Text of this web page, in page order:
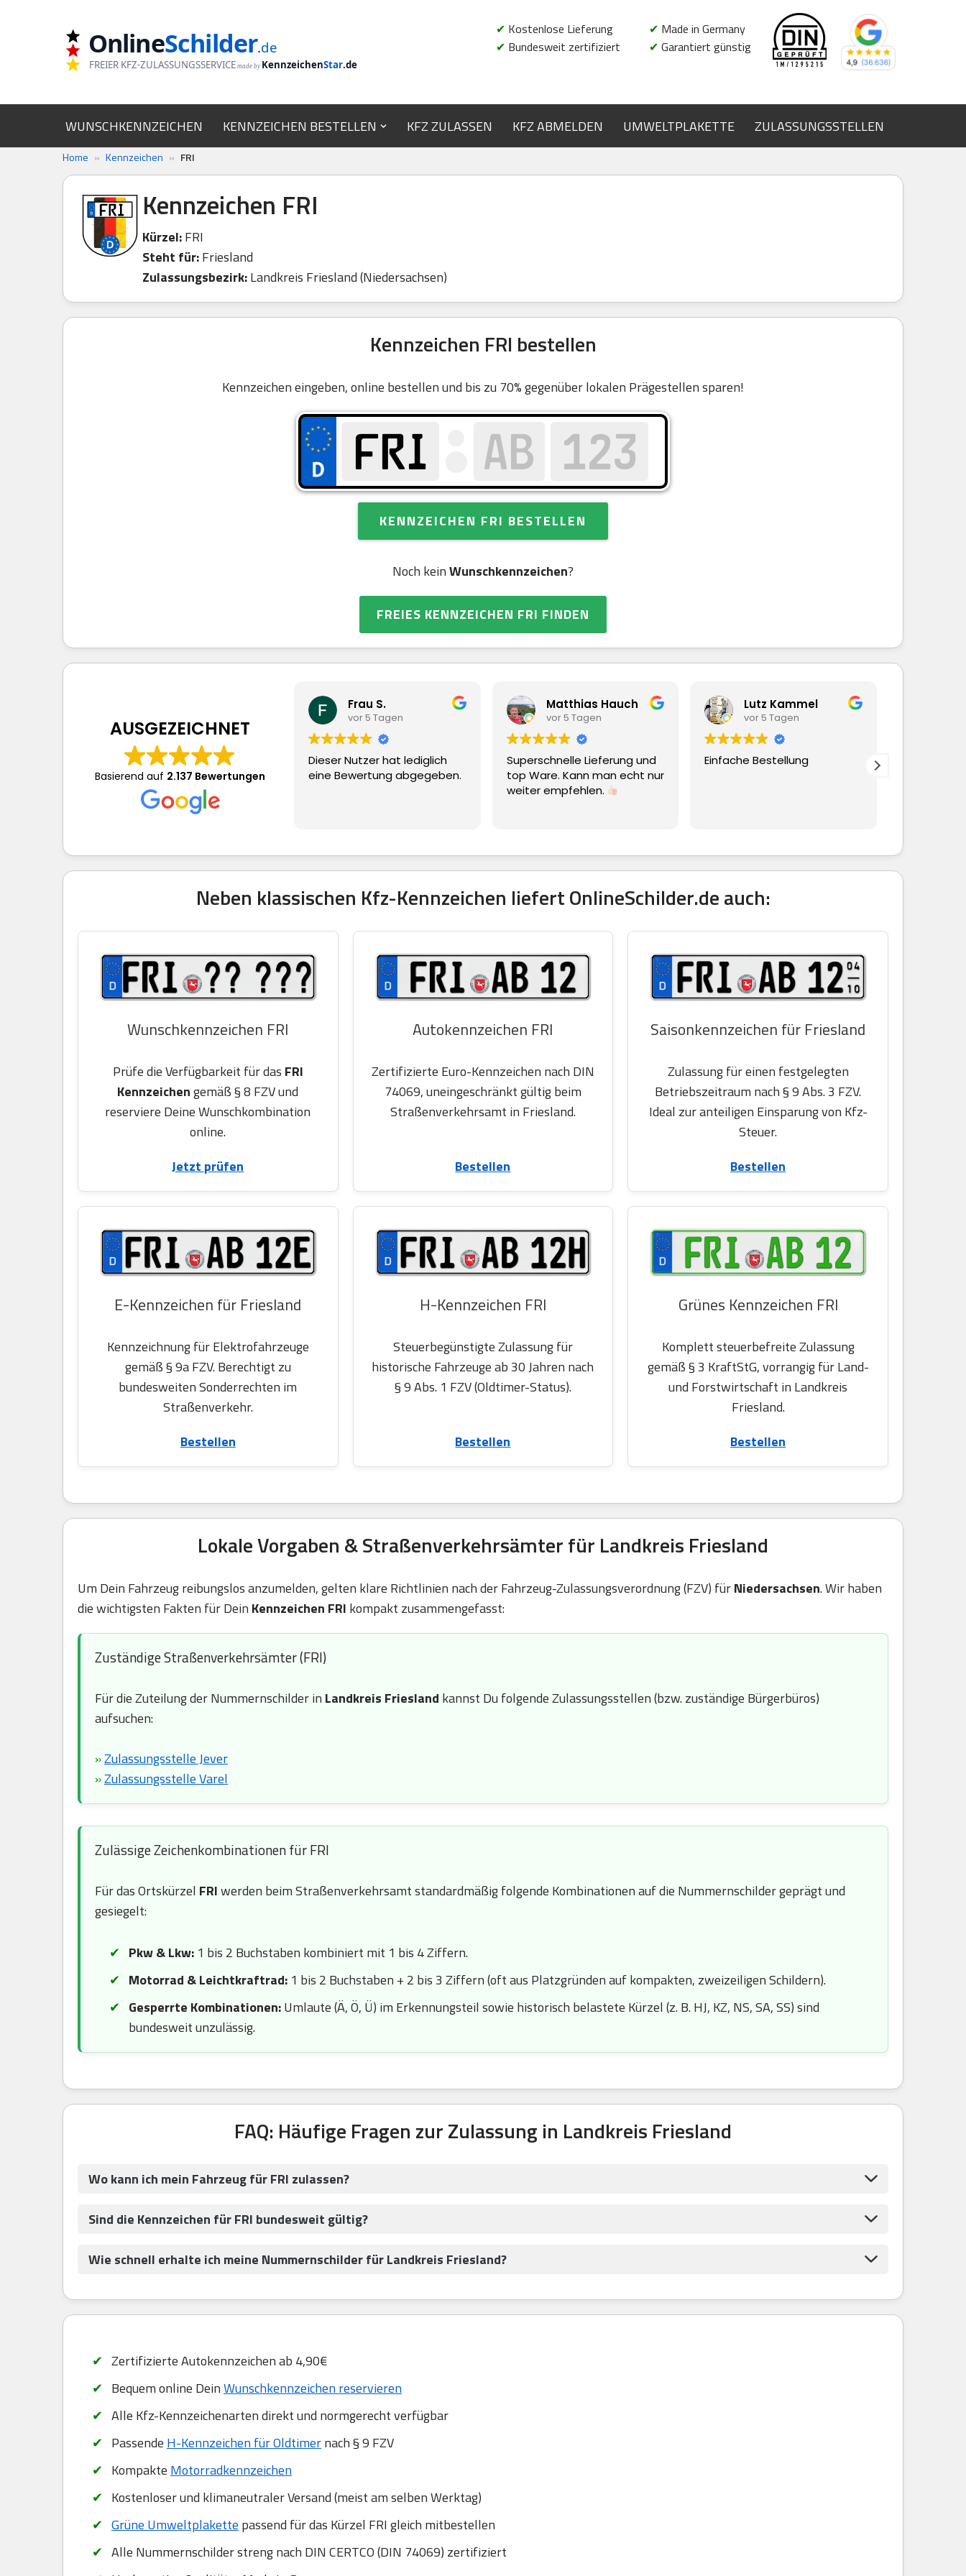
OnlineSchilder.de
FREIER KFZ-ZULASSUNGSSERVICE made by KennzeichenStar.de
✔ Kostenlose Lieferung
✔ Bundesweit zertifiziert
✔ Made in Germany
✔ Garantiert günstig
WUNSCHKENNZEICHEN KENNZEICHEN BESTELLEN KFZ ZULASSEN KFZ ABMELDEN UMWELTPLAKETTE ZULASSUNGSSTELLEN
Home » Kennzeichen » FRI
Kennzeichen FRI
Kürzel:FRI
Steht für:Friesland
Zulassungsbezirk:Landkreis Friesland (Niedersachsen)
Kennzeichen FRI bestellen
Kennzeichen eingeben, online bestellen und bis zu 70% gegenüber lokalen Prägestellen sparen!
KENNZEICHEN FRI BESTELLEN
Noch keinWunschkennzeichen?
FREIES KENNZEICHEN FRI FINDEN
AUSGEZEICHNET
Basierend auf 2.137 Bewertungen
Frau S.
vor 5 Tagen
Dieser Nutzer hat lediglich
eine Bewertung abgegeben.
Matthias Hauch
vor 5 Tagen
Superschnelle Lieferung und
top Ware. Kann man echt nur
weiter empfehlen.
Lutz Kammel
vor 5 Tagen
Einfache Bestellung
Ging alles schnell und
reibungslos
Neben klassischen Kfz-Kennzeichen liefert OnlineSchilder.de auch:
Wunschkennzeichen FRI
Prüfe die Verfügbarkeit für das FRI
Kennzeichengemäß § 8 FZV und
reserviere Deine Wunschkombination
online.
Jetzt prüfen
Autokennzeichen FRI
Zertifizierte Euro-Kennzeichen nach DIN
74069, uneingeschränkt gültig beim
Straßenverkehrsamt in Friesland.
Bestellen
Saisonkennzeichen für Friesland
Zulassung für einen festgelegten
Betriebszeitraum nach § 9 Abs. 3 FZV.
Ideal zur anteiligen Einsparung von Kfz-
Steuer.
Bestellen
E-Kennzeichen für Friesland
Kennzeichnung für Elektrofahrzeuge
gemäß § 9a FZV. Berechtigt zu
bundesweiten Sonderrechten im
Straßenverkehr.
Bestellen
H-Kennzeichen FRI
Steuerbegünstigte Zulassung für
historische Fahrzeuge ab 30 Jahren nach
§ 9 Abs. 1 FZV (Oldtimer-Status).
Bestellen
Grünes Kennzeichen FRI
Komplett steuerbefreite Zulassung
gemäß § 3 KraftStG, vorrangig für Land-
und Forstwirtschaft in Landkreis
Friesland.
Bestellen
Lokale Vorgaben & Straßenverkehrsämter für Landkreis Friesland
Um Dein Fahrzeug reibungslos anzumelden, gelten klare Richtlinien nach der Fahrzeug-Zulassungsverordnung (FZV) fürNiedersachsen. Wir haben
die wichtigsten Fakten für Dein Kennzeichen FRI kompakt zusammengefasst:
Zuständige Straßenverkehrsämter (FRI)
Für die Zuteilung der Nummernschilder in Landkreis Friesland kannst Du folgende Zulassungsstellen (bzw. zuständige Bürgerbüros)
aufsuchen:
»Zulassungsstelle Jever
»Zulassungsstelle Varel
Zulässige Zeichenkombinationen für FRI
Für das Ortskürzel FRIwerden beim Straßenverkehrsamt standardmäßig folgende Kombinationen auf die Nummernschilder geprägt und
gesiegelt:
Pkw & Lkw: 1 bis 2 Buchstaben kombiniert mit 1 bis 4 Ziffern.
Motorrad & Leichtkraftrad: 1 bis 2 Buchstaben + 2 bis 3 Ziffern (oft aus Platzgründen auf kompakten, zweizeiligen Schildern).
Gesperrte Kombinationen:Umlaute (Ä, Ö, Ü) im Erkennungsteil sowie historisch belastete Kürzel (z. B. HJ, KZ, NS, SA, SS) sind
bundesweit unzulässig.
FAQ: Häufige Fragen zur Zulassung in Landkreis Friesland
Wo kann ich mein Fahrzeug für FRI zulassen?
Sind die Kennzeichen für FRI bundesweit gültig?
Wie schnell erhalte ich meine Nummernschilder für Landkreis Friesland?
Zertifizierte Autokennzeichen ab 4,90€
Bequem online DeinWunschkennzeichen reservieren
Alle Kfz-Kennzeichenarten direkt und normgerecht verfügbar
Passende H-Kennzeichen für Oldtimernach § 9 FZV
Kompakte Motorradkennzeichen
Kostenloser und klimaneutraler Versand (meist am selben Werktag)
Grüne Umweltplakette passend für das Kürzel FRI gleich mitbestellen
Alle Nummernschilder streng nach DIN CERTCO (DIN 74069) zertifiziert